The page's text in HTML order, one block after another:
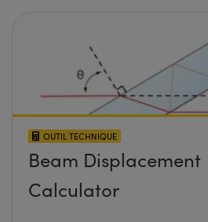
OUTIL TECHNIQUE
Beam Displacement
Calculator